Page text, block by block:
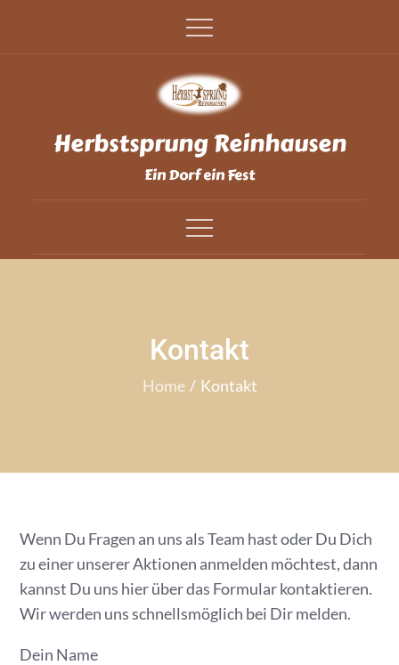
Herbstsprung Reinhausen
Ein Dorf ein Fest
Kontakt
Home Kontakt
Wenn Du Fragen an uns als Team hast oder Du Dich
zu einer unserer Aktionen anmelden möchtest, dann
kannst Du uns hier über das Formular kontaktieren.
Wir werden uns schnellsmöglich bei Dir melden.
Dein Name